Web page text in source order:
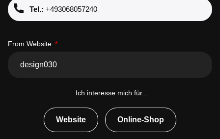
Tel.: +493068057240
From Website
Ich interesse mich für...
Website Online-Shop